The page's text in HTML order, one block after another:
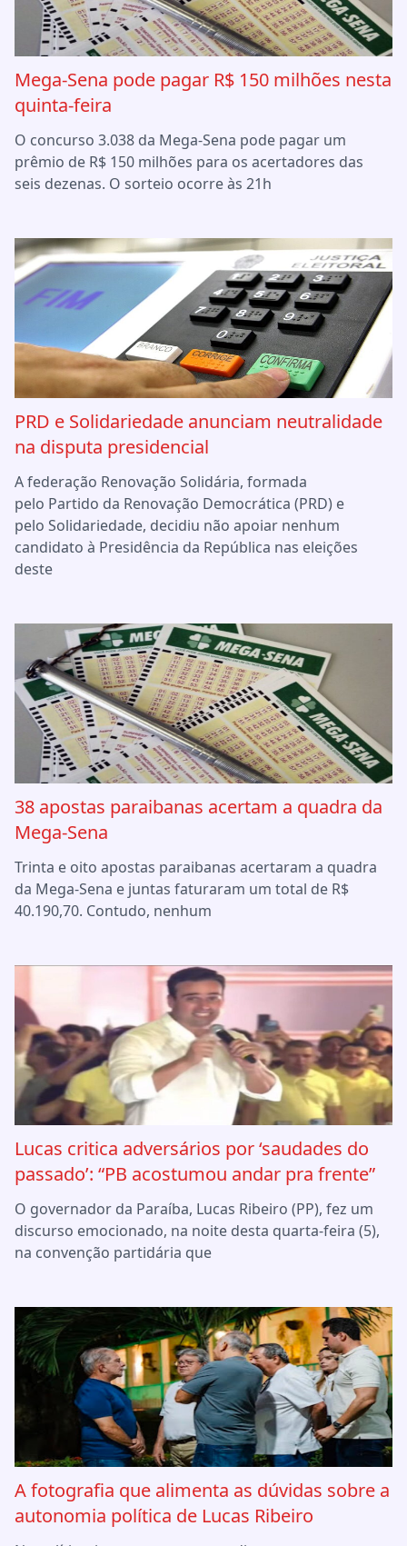
Mega-Sena pode pagar R$ 150 milhões nesta
quinta-feira
O concurso 3.038 da Mega-Sena pode pagar um
prêmio de R$ 150 milhões para os acertadores das
seis dezenas. O sorteio ocorre às 21h
PRD e Solidariedade anunciam neutralidade
na disputa presidencial
A federação Renovação Solidária, formada
pelo Partido da Renovação Democrática (PRD) e
pelo Solidariedade, decidiu não apoiar nenhum
candidato à Presidência da República nas eleições
deste
38 apostas paraibanas acertam a quadra da
Mega-Sena
Trinta e oito apostas paraibanas acertaram a quadra
da Mega-Sena e juntas faturaram um total de R$
40.190,70. Contudo, nenhum
Lucas critica adversários por ‘saudades do
passado’: “PB acostumou andar pra frente”
O governador da Paraíba, Lucas Ribeiro (PP), fez um
discurso emocionado, na noite desta quarta-feira (5),
na convenção partidária que
A fotografia que alimenta as dúvidas sobre a
autonomia política de Lucas Ribeiro